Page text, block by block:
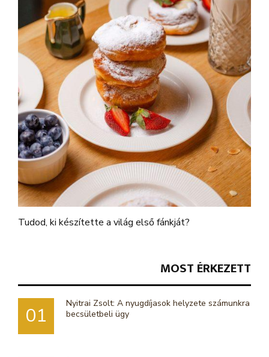
Tudod, ki készítette a világ első fánkját?
MOST ÉRKEZETT
01
Nyitrai Zsolt: A nyugdíjasok helyzete számunkra
becsületbeli ügy